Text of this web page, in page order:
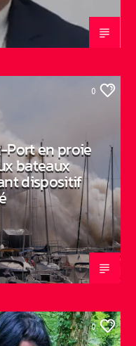
0
Port en proie
bateaux
dispositif
0